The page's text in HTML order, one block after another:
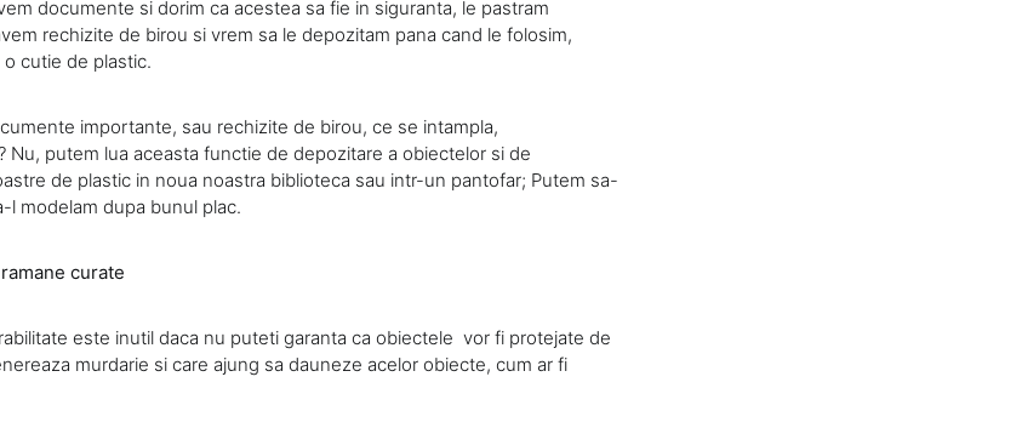
documente si dorim ca acestea sa fie in siguranta, le pastram
rechizite de birou si vrem sa le depozitam pana cand le folosim,
cutie de plastic.
importante, sau rechizite de birou, ce se intampla,
Nu, putem lua aceasta functie de depozitare a obiectelor si de
de plastic in noua noastra biblioteca sau intr-un pantofar; Putem sa-
l modelam dupa bunul plac.
curate
este inutil daca nu puteti garanta ca obiectele vor fi protejate de
murdarie si care ajung sa dauneze acelor obiecte, cum ar fi